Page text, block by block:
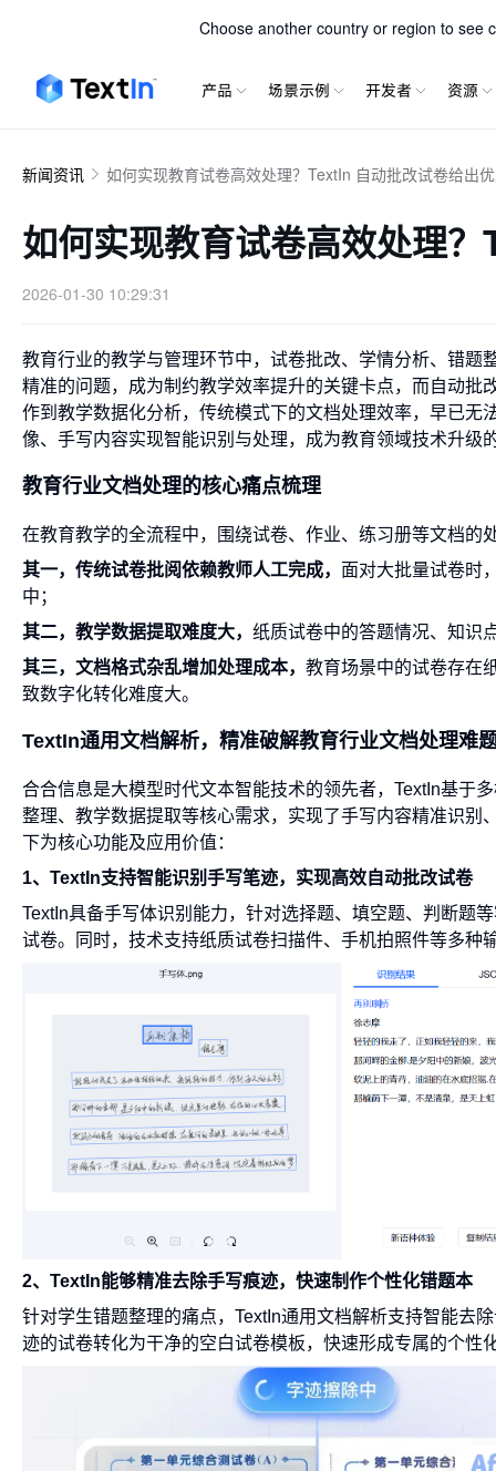
Choose another country or region to see
TextIn xParse
产品 场景示例 开发者 资源
新闻资讯 如何实现教育试卷高效处理？TextIn 自动批改试卷给出
如何实现教育试卷高效处理
2026-01-30 10:29:31
教育行业的教学与管理环节中，试卷批改、学情分析、错
精准的问题，成为制约教学效率提升的关键卡点，而自动
作到教学数据化分析，传统模式下的文档处理效率，早已
像、手写内容实现智能识别与处理，成为教育领域技术升级
教育行业文档处理的核心痛点梳理
在教育教学的全流程中，围绕试卷、作业、练习册等文档
其一，传统试卷批阅依赖教师人工完成， 面对大批量试卷时
中；
其二，教学数据提取难度大， 纸质试卷中的答题情况、知识
其三，文档格式杂乱增加处理成本， 教育场景中的试卷存在
致数字化转化难度大。
TextIn通用文档解析，精准破解教育行业文档处理难
合合信息是大模型时代文本智能技术的领先者，TextIn基于
整理、教学数据提取等核心需求，实现了手写内容精准识
下为核心功能及应用价值：
1、TextIn支持智能识别手写笔迹，实现高效自动批改试卷
TextIn具备手写体识别能力，针对选择题、填空题、判断题
试卷。同时，技术支持纸质试卷扫描件、手机拍照件等多
2、TextIn能够精准去除手写痕迹，快速制作个性化错题本
针对学生错题整理的痛点，TextIn通用文档解析支持智能去
迹的试卷转化为干净的空白试卷模板，快速形成专属的个性